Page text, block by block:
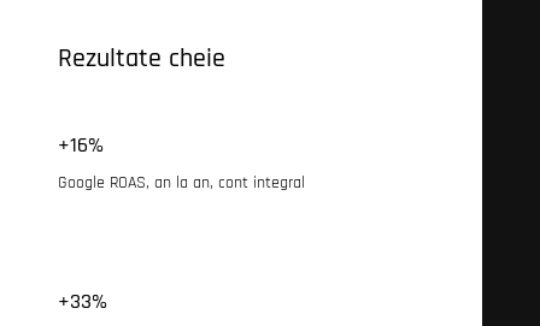
Rezultate cheie
+16%
Google ROAS, an la an, cont integral
+33%